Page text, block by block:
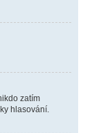
zatím
hlasování.